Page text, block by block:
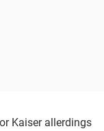
Kaiser allerdings